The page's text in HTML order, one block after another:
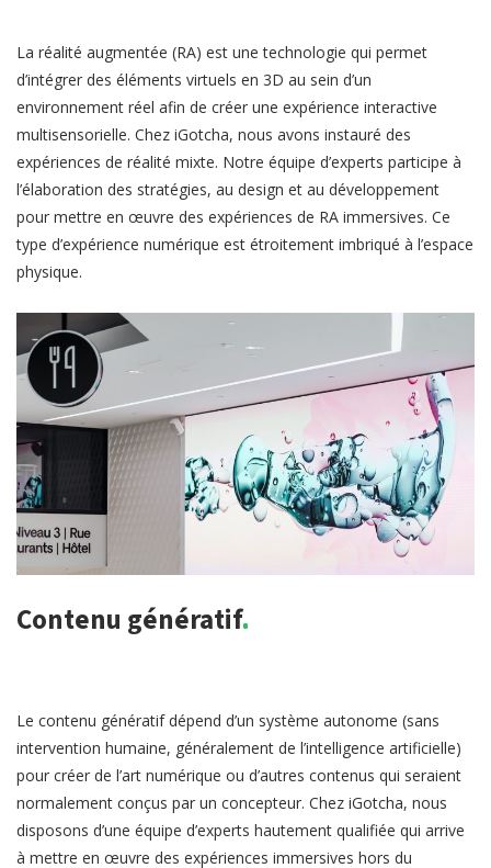
La réalité augmentée (RA) est une technologie qui permet
d’intégrer des éléments virtuels en 3D au sein d’un
environnement réel afin de créer une expérience interactive
multisensorielle. Chez iGotcha, nous avons instauré des
expériences de réalité mixte. Notre équipe d’experts participe à
l’élaboration des stratégies, au design et au développement
pour mettre en œuvre des expériences de RA immersives. Ce
type d’expérience numérique est étroitement imbriqué à l’espace
physique.
Contenu génératif.
Le contenu génératif dépend d’un système autonome (sans
intervention humaine, généralement de l’intelligence artificielle)
pour créer de l’art numérique ou d’autres contenus qui seraient
normalement conçus par un concepteur. Chez iGotcha, nous
disposons d’une équipe d’experts hautement qualifiée qui arrive
à mettre en œuvre des expériences immersives hors du